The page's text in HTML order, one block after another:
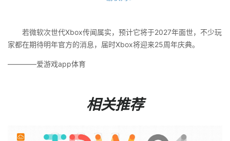
若微软次世代Xbox传闻属实，预计它将于2027年面世，不少玩
家都在期待明年官方的消息，届时Xbox将迎来25周年庆典。
————爱游戏app体育
相关推荐